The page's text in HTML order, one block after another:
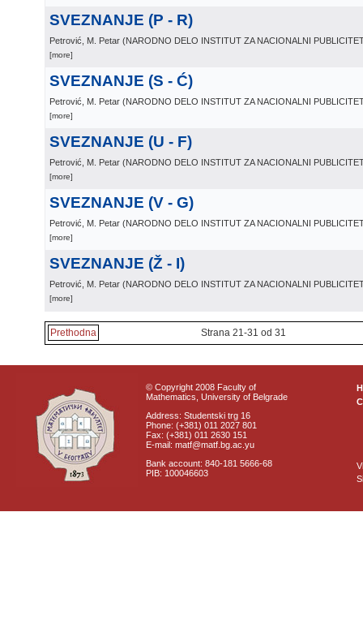
SVEZNANJE (P - R)
Petrović, M. Petar (NARODNO DELO INSTITUT ZA NACIONALNI
[more]
SVEZNANJE (S - Ć)
Petrović, M. Petar (NARODNO DELO INSTITUT ZA NACIONALNI
[more]
SVEZNANJE (U - F)
Petrović, M. Petar (NARODNO DELO INSTITUT ZA NACIONALNI
[more]
SVEZNANJE (V - G)
Petrović, M. Petar (NARODNO DELO INSTITUT ZA NACIONALNI
[more]
SVEZNANJE (Ž - I)
Petrović, M. Petar (NARODNO DELO INSTITUT ZA NACIONALNI
[more]
Prethodna Strana 21-31 od 31
© Copyright 2008 Faculty of
Mathematics, University of Belgrade
Address: Studentski trg 16
Phone: (+381) 011 2027 801
Fax: (+381) 011 2630 151
E-mail: matf@matf.bg.ac.yu
Bank account: 840-181 5666-68
PIB: 100046603